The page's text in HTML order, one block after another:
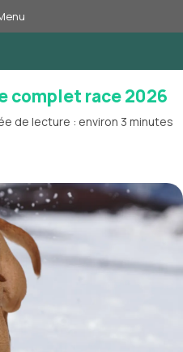
complet race 2026
de lecture : environ 3 minutes